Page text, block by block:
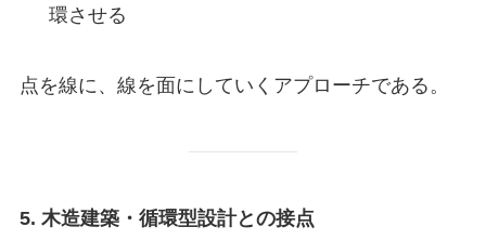
環させる
点を線に、線を面にしていくアプローチである。
5. 木造建築・循環型設計との接点